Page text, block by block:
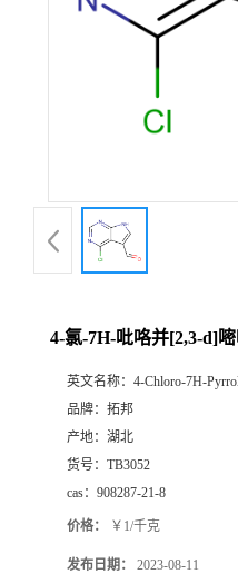
4-氯-7H-吡咯并[2,3-d]
英文名称： 4-Chloro-7H-
品牌： 拓邦
产地： 湖北
货号： TB3052
cas： 908287-21-8
价格： ￥1/千克
发布日期： 2023-08-11